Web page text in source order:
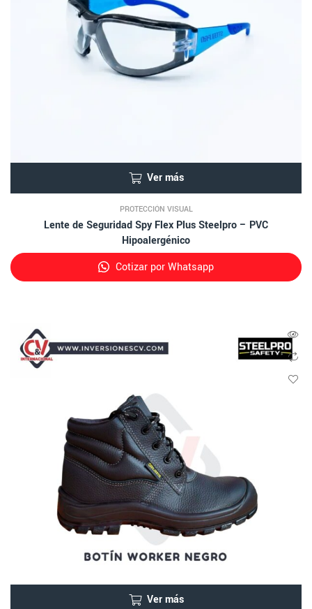
Ver más
PROTECCIÓN VISUAL
Lente de Seguridad Spy Flex Plus Steelpro – PVC
Hipoalergénico
Cotizar por Whatsapp
Ver más